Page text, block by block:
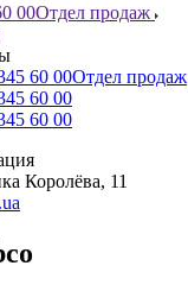
00Отдел продаж
60 00Отдел продаж
60 00
60 00
Королёва, 11